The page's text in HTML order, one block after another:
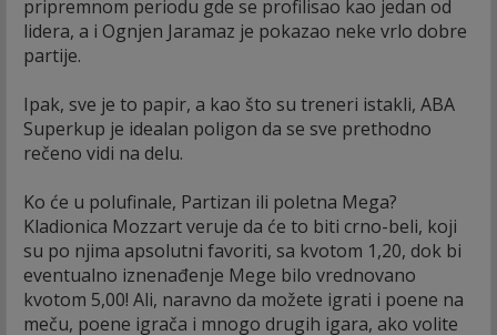
pripremnom periodu gde se profilisao kao jedan od
lidera, a i Ognjen Jaramaz je pokazao neke vrlo dobre
partije.
Ipak, sve je to papir, a kao što su treneri istakli, ABA
Superkup je idealan poligon da se sve prethodno
rečeno vidi na delu.
Ko će u polufinale, Partizan ili poletna Mega?
Kladionica Mozzart veruje da će to biti crno-beli, koji
su po njima apsolutni favoriti, sa kvotom 1,20, dok bi
eventualno iznenađenje Mege bilo vrednovano
kvotom 5,00! Ali, naravno da možete igrati i poene na
meču, poene igrača i mnogo drugih igara, ako volite